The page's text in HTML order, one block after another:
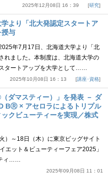
2025年12月08日 16：39 研究
より「北大発認定スタートア
授与
年7月17日、北海道大学より「北
れました。本制度は、北海道大学の
タートアップを大学として……
2025年10月08日 16：13 講座･資格
ダマスティー）」を発表 － ダ
BⓇ × アセロラによるトリプル
クビューティーを実現／株式
）～18日（木）に東京ビッグサイト
エット＆ビューティーフェア2025」
ィ……
2025年09月08日 11：01